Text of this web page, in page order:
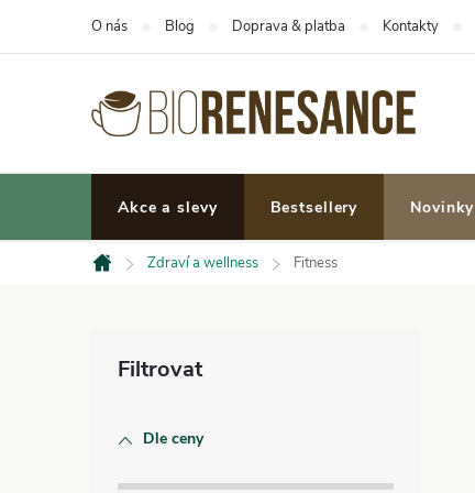
O nás Blog Doprava & platba Kontakty
Akce a slevy Bestsellery Novinky
Domů
Zdraví a wellness Fitness
Dle ceny